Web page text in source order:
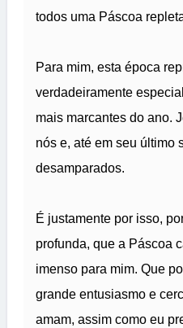
todos uma Páscoa
Para mim, esta época
verdadeiramente
mais marcantes do ano.
nós e, até em seu último
desamparados.
É justamente por isso,
profunda, que a Páscoa
imenso para mim. Que
grande entusiasmo e
amam, assim como eu